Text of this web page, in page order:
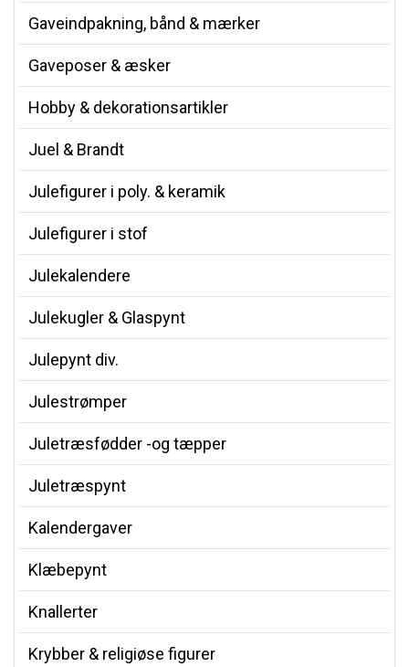
Gaveindpakning, bånd & mærker
Gaveposer & æsker
Hobby & dekorationsartikler
Juel & Brandt
Julefigurer i poly. & keramik
Julefigurer i stof
Julekalendere
Julekugler & Glaspynt
Julepynt div.
Julestrømper
Juletræsfødder -og tæpper
Juletræspynt
Kalendergaver
Klæbepynt
Knallerter
Krybber & religiøse figurer